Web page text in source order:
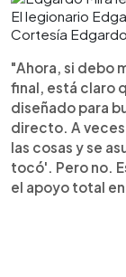
El legionario
Cortesía
"Ahora, si debo
final, está claro
diseñado para
directo. A
las cosas y se
tocó'. Pero no.
el apoyo total